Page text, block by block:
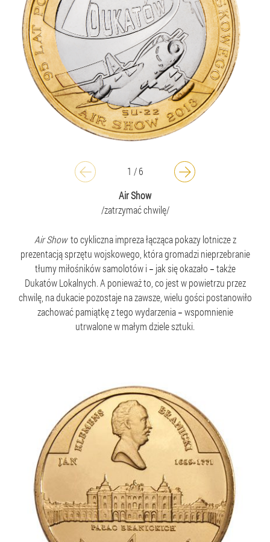
1 /6
Air Show
/zatrzymać chwilę/
Air Showto cykliczna impreza łącząca pokazy lotnicze z
prezentacją sprzętu wojskowego, która gromadzi nieprzebranie
tłumy miłośników samolotów i – jak się okazało – także
Dukatów Lokalnych. A ponieważ to, co jest w powietrzu przez
chwilę, na dukacie pozostaje na zawsze, wielu gości postanowiło
zachować pamiątkę z tego wydarzenia – wspomnienie
utrwalone w małym dziele sztuki.